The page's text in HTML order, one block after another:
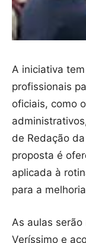
A iniciativa
profissionais
oficiais, como
de Redação
proposta é
aplicada à
para a
As aulas
Veríssimo e